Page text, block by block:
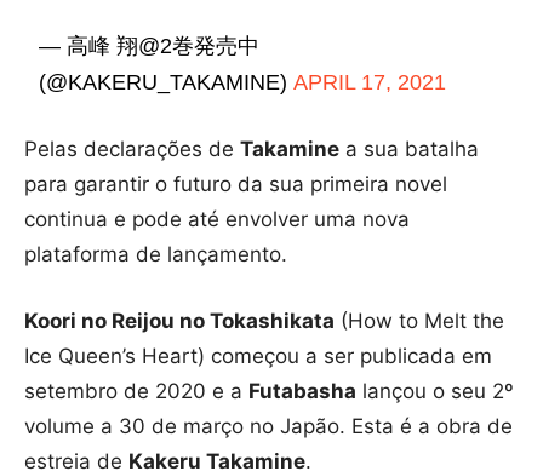
— 高峰 翔@2巻発売中
(@KAKERU_TAKAMINE)APRIL 17, 2021
Pelas declarações de Takamine a sua batalha
para garantir o futuro da sua primeira novel
continua e pode até envolver uma nova
plataforma de lançamento.
Koori no Reijou no Tokashikata (How to Melt the
Ice Queen’s Heart) começou a ser publicada em
setembro de 2020 e a Futabasha lançou o seu 2º
volume a 30 de março no Japão. Esta é a obra de
estreia de Kakeru Takamine.